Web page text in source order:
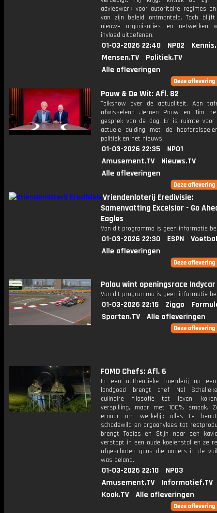
advieswerk voor autoritaire regimes
van zijn beleid ontmanteld. Toch
nieuwe organisaties en netwerken
invloed uitoefenen.
01-03-2026 22:40 NPO2
Mensen.TV
Politiek.TV
Alle afleveringen
Pauw & De Wit: Afl. 82
Talkshow over de actualiteit. Aan
afwisselend Jeroen Pauw en Tim
gesprek van de dag. Er is ruimte
actuele duiding met de
politiek en het nieuws.
01-03-2026 22:35
NPO1
Amusement.TV
Nieuws.TV
Alle afleveringen
Vriendenloterij Eredivisie:
Samenvatting Excelsior - Go
Eagles
Van dit programma is geen informatie
01-03-2026 22:30 ESPN
Alle afleveringen
Palou wint openingsrace Indycar
Van dit programma is geen informatie
01-03-2026 22:15 Ziggo
Sporten.TV
Alle afleveringen
FOMO Chefs: Afl. 6
In een authentieke boerderij op
landgoed brengt chef Nel
culinaire filosofie tot leven:
verspilling, maar met 100% smaak.
ernaar om werkelijk alles te
schadewild en orgaanvlees tot
brengt Tobias en Stijn naar een
verstopt in een oude koeienstal en ze
afgeschoten gans die anders in de
was beland.
01-03-2026 22:10
NPO3
Amusement.TV
Informatief.TV
Kook.TV
Alle afleveringen